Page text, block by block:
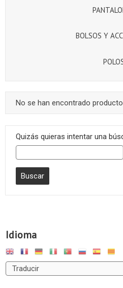
Idioma
BOLSOS Y
No se han encontrado
Quizás quieras intentar una